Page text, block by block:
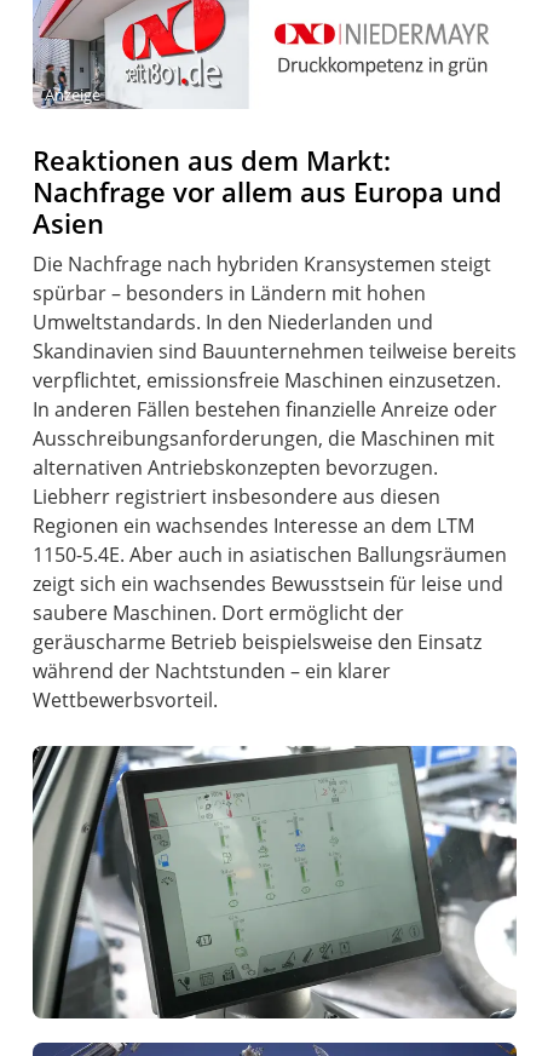
Anzeige
Reaktionen aus dem Markt:
Nachfrage vor allem aus Europa und
Asien
Die Nachfrage nach hybriden Kransystemen steigt
spürbar – besonders in Ländern mit hohen
Umweltstandards. In den Niederlanden und
Skandinavien sind Bauunternehmen teilweise bereits
verpflichtet, emissionsfreie Maschinen einzusetzen.
In anderen Fällen bestehen finanzielle Anreize oder
Ausschreibungsanforderungen, die Maschinen mit
alternativen Antriebskonzepten bevorzugen.
Liebherr registriert insbesondere aus diesen
Regionen ein wachsendes Interesse an dem LTM
1150-5.4E. Aber auch in asiatischen Ballungsräumen
zeigt sich ein wachsendes Bewusstsein für leise und
saubere Maschinen. Dort ermöglicht der
geräuscharme Betrieb beispielsweise den Einsatz
während der Nachtstunden – ein klarer
Wettbewerbsvorteil.